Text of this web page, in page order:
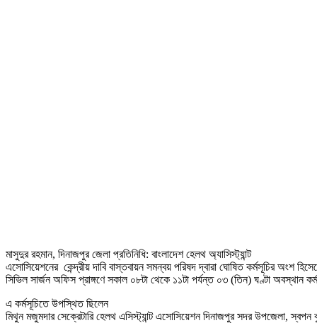
মাসুদুর রহমান, দিনাজপুর জেলা প্রতিনিধি: বাংলাদেশ হেলথ অ্যাসিস্ট্যান্ট
এসোসিয়েশনের কেন্দ্রীয় দাবি বাস্তবায়ন সমন্বয় পরিষদ দ্বারা ঘোষিত কর্মসূচির অংশ
সিভিল সার্জন অফিস প্রাঙ্গণে সকাল ০৮টা থেকে ১১টা পর্যন্ত ০৩ (তিন) ঘণ্টা অবস্থান
এ কর্মসূচিতে উপস্থিত ছিলেন
মিথুন মজুমদার সেক্রেটারি হেলথ এসিস্ট্যান্ট এসোসিয়েশন দিনাজপুর সদর উপজেলা,